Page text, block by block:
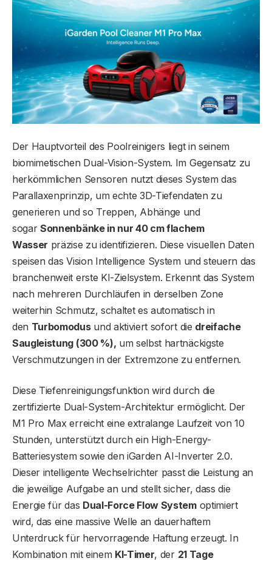
Der Hauptvorteil des Poolreinigers liegt in seinem
biomimetischen Dual-Vision-System. Im Gegensatz zu
herkömmlichen Sensoren nutzt dieses System das
Parallaxenprinzip, um echte 3D-Tiefendaten zu
generieren und so Treppen, Abhänge und
sogarSonnenbänke in nur 40 cm flachem
Wasser präzise zu identifizieren. Diese visuellen Daten
speisen das Vision Intelligence System und steuern das
branchenweit erste KI-Zielsystem. Erkennt das System
nach mehreren Durchläufen in derselben Zone
weiterhin Schmutz, schaltet es automatisch in
den Turbomodusund aktiviert sofort die dreifache
Saugleistung (300 %), um selbst hartnäckigste
Verschmutzungen in der Extremzone zu entfernen.
Diese Tiefenreinigungsfunktion wird durch die
zertifizierte Dual-System-Architektur ermöglicht. Der
M1 Pro Max erreicht eine extralange Laufzeit von 10
Stunden, unterstützt durch ein High-Energy-
Batteriesystem sowie den iGarden AI-Inverter 2.0.
Dieser intelligente Wechselrichter passt die Leistung an
die jeweilige Aufgabe an und stellt sicher, dass die
Energie für das Dual-Force Flow Systemoptimiert
wird, das eine massive Welle an dauerhaftem
Unterdruck für hervorragende Haftung erzeugt. In
Kombination mit einem KI-Timer, der 21 Tage